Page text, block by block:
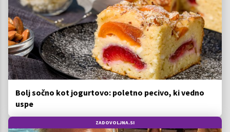
Bolj sočno kot jogurtovo: poletno pecivo, ki vedno
uspe
ZADOVOLJNA.SI